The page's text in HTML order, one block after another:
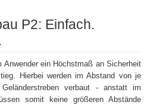
P2: Einfach.
Anwender ein Höchstmaß an Sicherheit
Hierbei werden im Abstand von je
verbaut - anstatt im
somit keine größeren Abstände